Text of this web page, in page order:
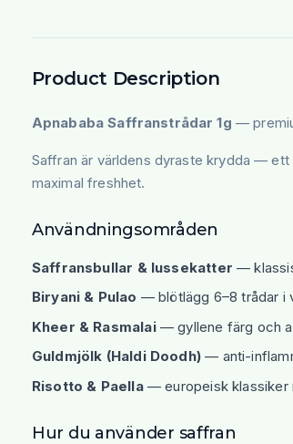
Product Description
Apnababa Saffranstrådar 1g —
Saffran är världens dyraste krydda —
maximal freshhet.
Användningsområden
Saffransbullar & lussekatter —
Biryani & Pulao — blötlägg 6–8 trådar i
Kheer & Rasmalai— gyllene färg och
Guldmjölk (Haldi Doodh) — anti-
Risotto & Paella— europeisk klassiker
Hur du använder saffran